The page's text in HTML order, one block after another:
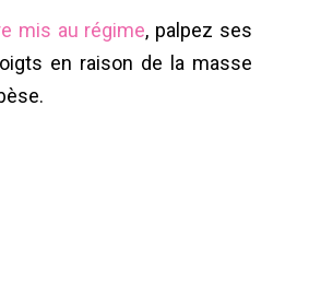
mis au régime, palpez ses
en raison de la masse